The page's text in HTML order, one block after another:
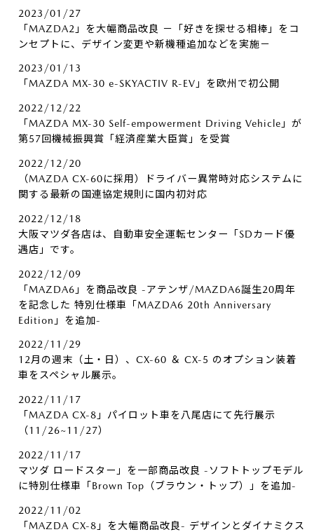
2023/01/27
「MAZDA2」を大幅商品改良 －「好きを探せる相棒」をコ
ンセプトに、デザイン変更や新機種追加などを実施－
2023/01/13
「MAZDA MX-30 e-SKYACTIV R-EV」を欧州で初公開
2022/12/22
「MAZDA MX-30 Self-empowerment Driving Vehicle」が
第57回機械振興賞「経済産業大臣賞」を受賞
2022/12/20
（MAZDA CX-60に採用）ドライバー異常時対応システムに
関する最新の国連協定規則に国内初対応
2022/12/18
大阪マツダ各店は、自動車安全運転センター「SDカード優
遇店」です。
2022/12/09
「MAZDA6」を商品改良 -アテンザ/MAZDA6誕生20周年
を記念した 特別仕様車「MAZDA6 20th Anniversary
Edition」を追加-
2022/11/29
12月の週末（土・日）、CX-60 ＆ CX-5 のオプション装着
車をスペシャル展示。
2022/11/17
「MAZDA CX-8」パイロット車を八尾店にて先行展示
（11/26~11/27）
2022/11/17
マツダ ロードスター」を一部商品改良 -ソフトトップモデル
に特別仕様車「Brown Top（ブラウン・トップ）」を追加-
2022/11/02
「MAZDA CX-8」を大幅商品改良- デザインとダイナミクス